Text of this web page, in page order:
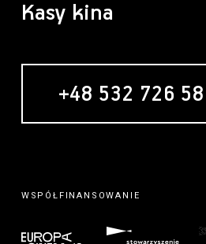
Kasy kina
+48 532 726
MECENAS
WSPÓŁFINANSOWANIE